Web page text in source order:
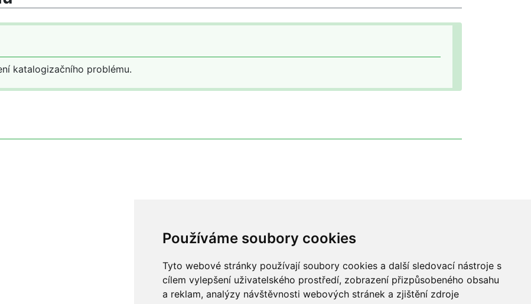
Používáme soubory cookies
Tyto webové stránky používají soubory cookies a další sledovací nástroje s
cílem vylepšení uživatelského prostředí, zobrazení přizpůsobeného obsahu
a reklam, analýzy návštěvnosti webových stránek a zjištění zdroje
katalogizačního problému.